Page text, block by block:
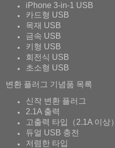
iPhone 3-in-1 USB
카드형 USB
목재 USB
금속 USB
키형 USB
회전식 USB
초소형 USB
변환 플러그 기념품 목록
신작 변환 플러그
2.1A 출력
고출력 타입（2.1A 이상）
듀얼 USB 충전
저렴한 타입